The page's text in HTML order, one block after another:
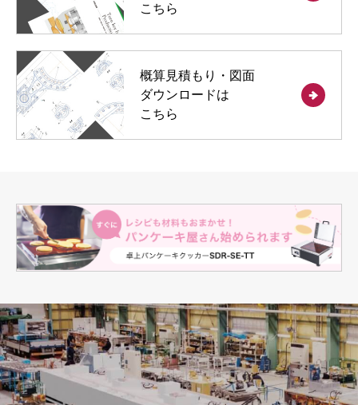
こちら
概算見積もり・図面
ダウンロードは
こちら